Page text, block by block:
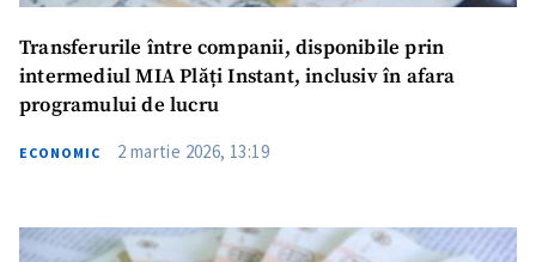
Transferurile între companii, disponibile prin
intermediul MIA Plăți Instant, inclusiv în afara
programului de lucru
ECONOMIC 2 martie 2026, 13:19